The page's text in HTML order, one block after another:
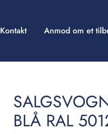
Kontakt Anmod om et
BLÅ RAL